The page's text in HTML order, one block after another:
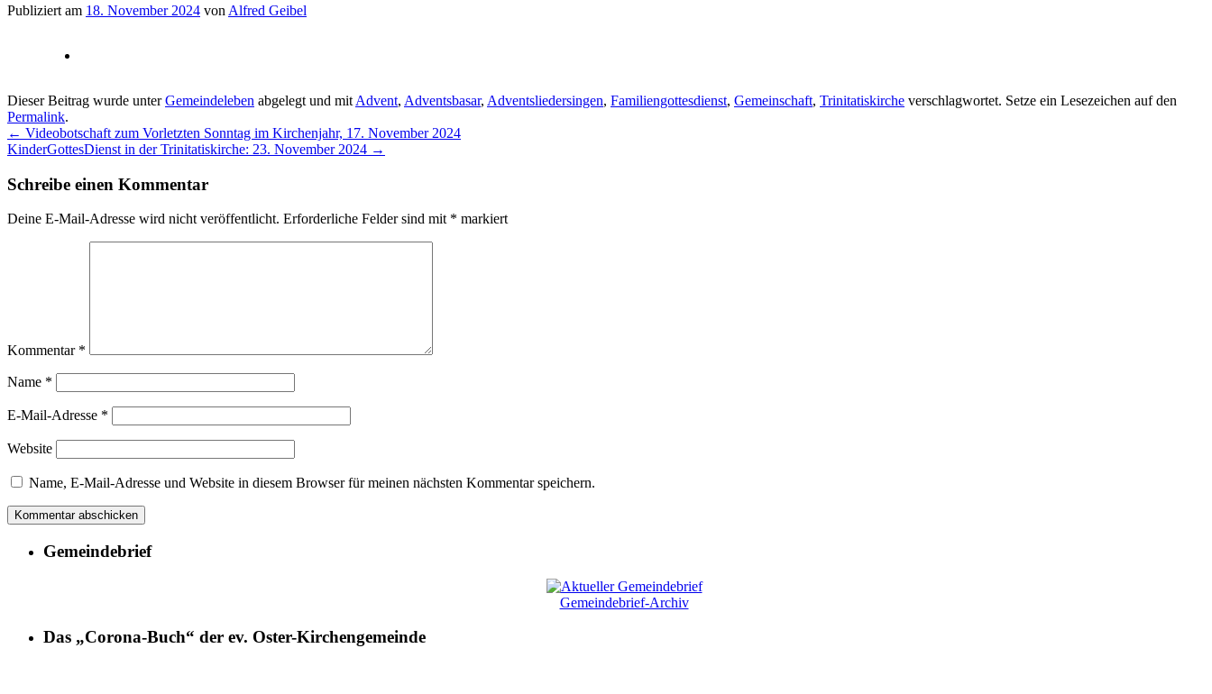
Publiziert am 18. November 2024 von Alfred Geibel
Dieser Beitrag wurde unterGemeindeleben abgelegt und mit Advent, Adventsbasar, Adventsliedersingen, Familiengottesdienst, Gemeinschaft, Trinitatiskirche verschlagwortet. Setze ein Lesezeichen auf den
Permalink.
← Videobotschaft zum Vorletzten Sonntag im Kirchenjahr, 17. November 2024
KinderGottesDienst in der Trinitatiskirche: 23. November 2024 →
Schreibe einen Kommentar
Deine E-Mail-Adresse wird nicht veröffentlicht. Erforderliche Felder sind mit * markiert
Kommentar *
Name *
E-Mail-Adresse *
Website
Name, E-Mail-Adresse und Website in diesem Browser für meinen nächsten Kommentar speichern.
Gemeindebrief
Gemeindebrief-Archiv
Das „Corona-Buch“ der ev. Oster-Kirchengemeinde